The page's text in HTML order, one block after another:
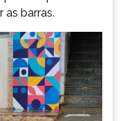
as barras.